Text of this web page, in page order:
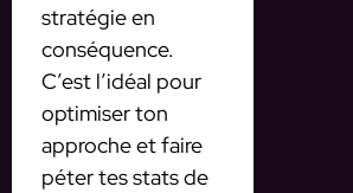
stratégie en
conséquence.
C’est l’idéal pour
optimiser ton
approche et faire
péter tes stats de